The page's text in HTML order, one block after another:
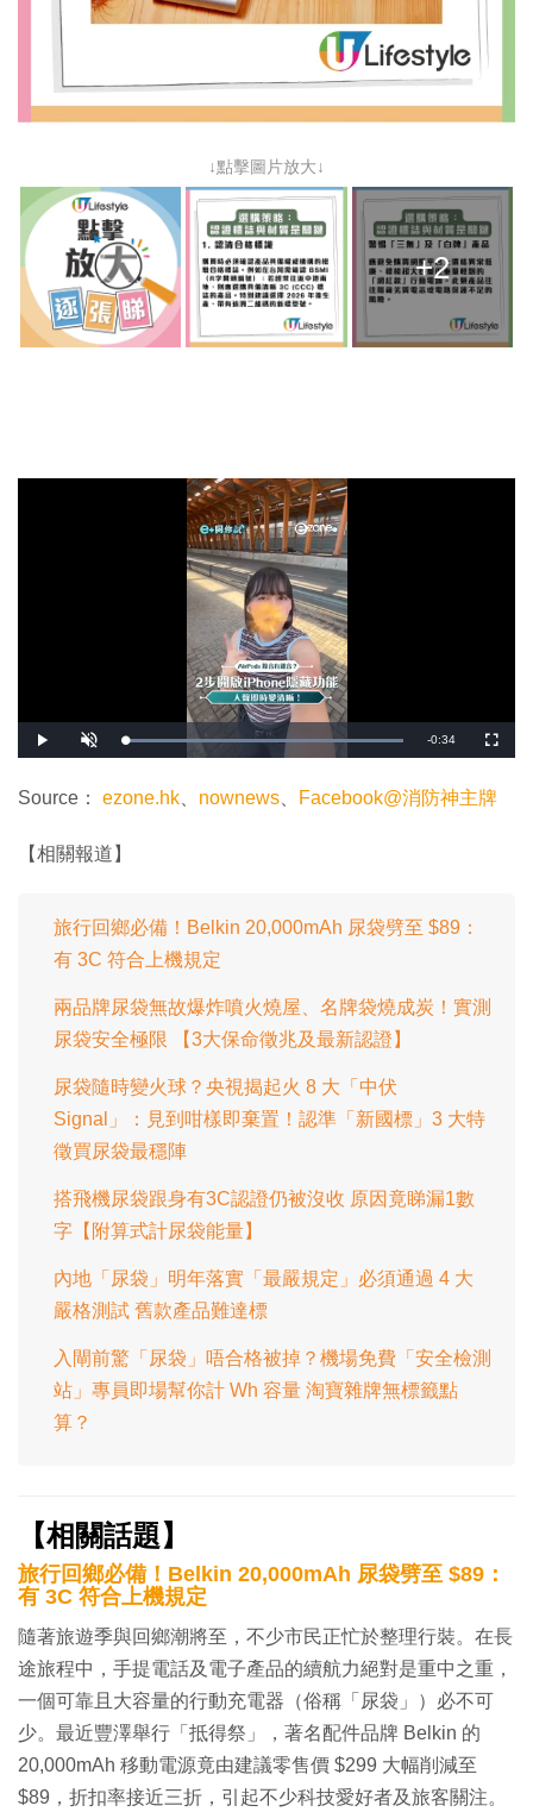
↓點擊圖片放大↓
+2
播
放
開
啟
載
入
1
剩
時
-0:34
全
螢
Source： ezone.hk nownews Facebook@消防神主牌
【相關報道】
旅行回鄉必備！Belkin 20,000mAh 尿袋劈至 $89：
有 3C 符合上機規定
兩品牌尿袋無故爆炸噴火燒屋、名牌袋燒成炭！實測
尿袋安全極限 【3大保命徵兆及最新認證】
尿袋隨時變火球？央視揭起火 8 大「中伏
Signal」：見到咁樣即棄置！認準「新國標」3 大特
徵買尿袋最穩陣
搭飛機尿袋跟身有3C認證仍被沒收 原因竟睇漏1數
字【附算式計尿袋能量】
內地「尿袋」明年落實「最嚴規定」必須通過 4 大
嚴格測試 舊款產品難達標
入閘前驚「尿袋」唔合格被掉？機場免費「安全檢測
站」專員即場幫你計 Wh 容量 淘寶雜牌無標籤點
算？
【相關話題】
旅行回鄉必備！Belkin 20,000mAh 尿袋劈至 $89：
有 3C 符合上機規定
隨著旅遊季與回鄉潮將至，不少市民正忙於整理行裝。在長
途旅程中，手提電話及電子產品的續航力絕對是重中之重，
一個可靠且大容量的行動充電器（俗稱「尿袋」）必不可
少。最近豐澤舉行「抵得祭」，著名配件品牌 Belkin 的
20,000mAh 移動電源竟由建議零售價 $299 大幅削減至
$89，折扣率接近三折，引起不少科技愛好者及旅客關注。